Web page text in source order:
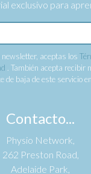
exclusivo para
aceptas los
. También acepta recibir
de baja de este servicio
Contacto...
Physio Network,
262 Preston Road,
Adelaide Park,